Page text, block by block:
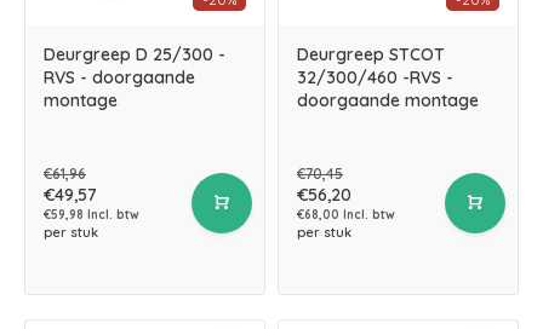
Deurgreep D 25/300 -
RVS - doorgaande
montage
€61,96
€49,57
€59,98 Incl. btw
per stuk
Deurgreep STCOT
32/300/460 -RVS -
doorgaande montage
€70,45
€56,20
€68,00 Incl. btw
per stuk